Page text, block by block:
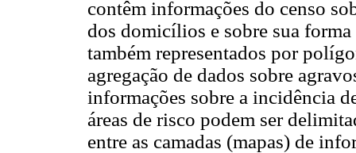
contêm informações do censo
dos domicílios e sobre sua
também representados por
agregação de dados sobre
informações sobre a incidência
áreas de risco podem ser
entre as camadas (mapas) de